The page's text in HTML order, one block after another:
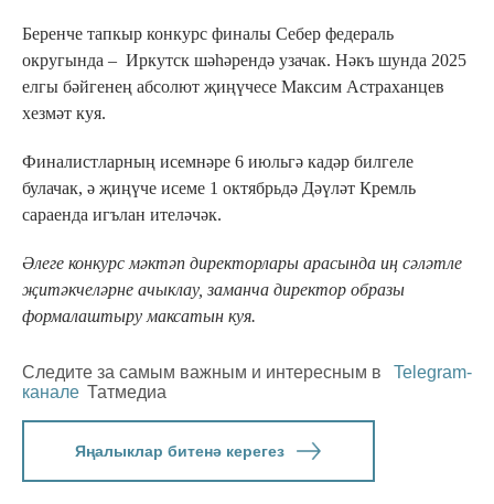
Беренче тапкыр конкурс финалы Себер федераль
округында – Иркутск шәһәрендә узачак. Нәкъ шунда 2025
елгы бәйгенең абсолют җиңүчесе Максим Астраханцев
хезмәт куя.
Финалистларның исемнәре 6 июльгә кадәр билгеле
булачак, ә җиңүче исеме 1 октябрьдә Дәүләт Кремль
сараенда игълан ителәчәк.
Әлеге конкурс мәктәп директорлары арасында иң сәләтле
җитәкчеләрне ачыклау, заманча директор образы
формалаштыру максатын куя.
Следите за самым важным и интересным в
Telegram-
канале Татмедиа
Яңалыклар битенә керегез